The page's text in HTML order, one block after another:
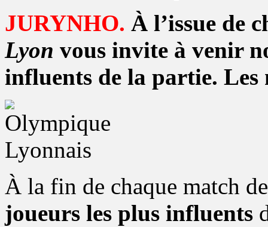
JURYNHO. À l’issue de
Lyon vous invite à venir
influents de la partie. Les
À la fin de chaque match
joueurs les plus influents